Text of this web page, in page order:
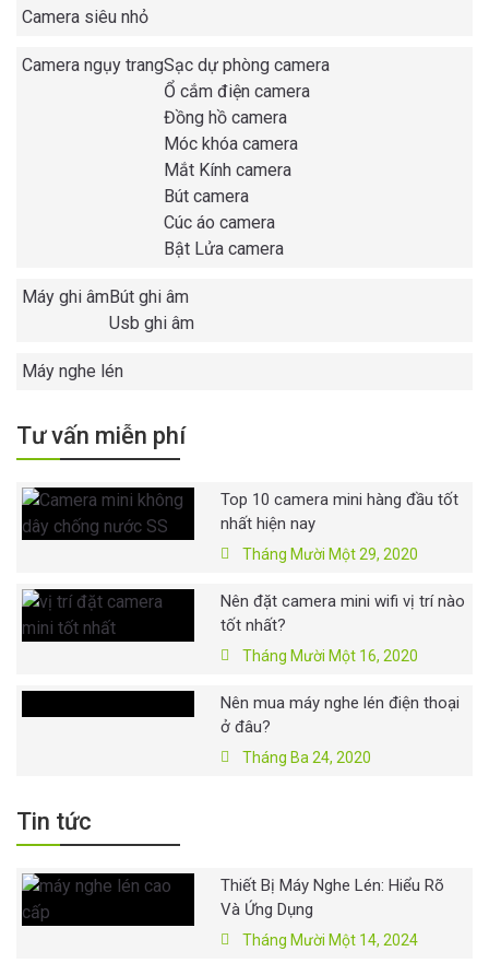
Camera siêu nhỏ
Camera ngụy trangSạc dự phòng camera
Ổ cắm điện camera
Đồng hồ camera
Móc khóa camera
Mắt Kính camera
Bút camera
Cúc áo camera
Bật Lửa camera
Máy ghi âmBút ghi âm
Usb ghi âm
Máy nghe lén
Tư vấn miễn phí
Top 10 camera mini hàng đầu tốt
nhất hiện nay
Tháng Mười Một 29, 2020
Nên đặt camera mini wifi vị trí nào
tốt nhất?
Tháng Mười Một 16, 2020
Nên mua máy nghe lén điện thoại
ở đâu?
Tháng Ba 24, 2020
Tin tức
Thiết Bị Máy Nghe Lén: Hiểu Rõ
Và Ứng Dụng
Tháng Mười Một 14, 2024